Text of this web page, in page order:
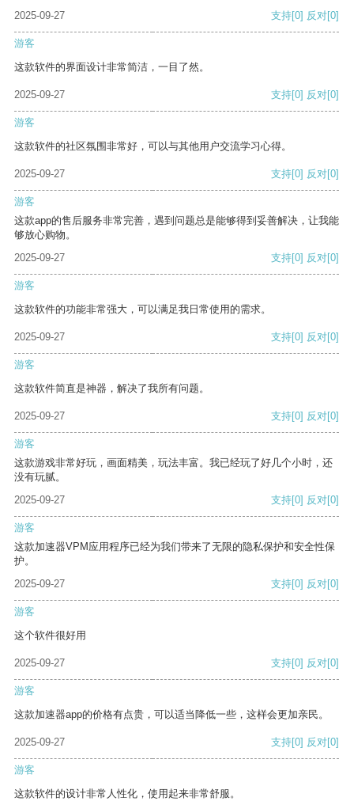
2025-09-27
支持[0] 反对[0]
游客
这款软件的界面设计非常简洁，一目了然。
2025-09-27 支持[0] 反对[0]
游客
这款软件的社区氛围非常好，可以与其他用户交流学习心得。
2025-09-27 支持[0] 反对[0]
游客
这款app的售后服务非常完善，遇到问题总是能够得到妥善解决，让我能
够放心购物。
2025-09-27
支持[0] 反对[0]
游客
这款软件的功能非常强大，可以满足我日常使用的需求。
2025-09-27 支持[0] 反对[0]
游客
这款软件简直是神器，解决了我所有问题。
2025-09-27 支持[0] 反对[0]
游客
这款游戏非常好玩，画面精美，玩法丰富。我已经玩了好几个小时，还
没有玩腻。
2025-09-27
支持[0] 反对[0]
游客
这款加速器VPM应用程序已经为我们带来了无限的隐私保护和安全性保
护。
2025-09-27
支持[0] 反对[0]
游客
这个软件很好用
2025-09-27 支持[0] 反对[0]
游客
这款加速器app的价格有点贵，可以适当降低一些，这样会更加亲民。
2025-09-27 支持[0] 反对[0]
游客
这款软件的设计非常人性化，使用起来非常舒服。